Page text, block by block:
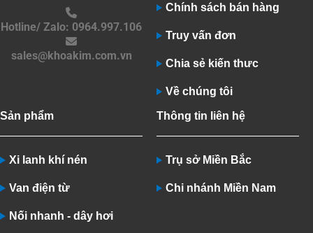
Hotline/ Zalo: 0964.997.106
sales@khoakim.com.vn
Chính sách bán hàng
Truy vấn đơn
Chia sẻ kiến thưc
Về chúng tôi
Sản phẩm
Xi lanh khí nén
Van điện từ
Nối nhanh - dây hơi
Thông tin liên hệ
Trụ sở Miền Bắc
Chi nhánh Miền Nam